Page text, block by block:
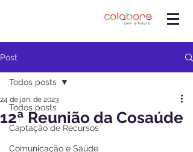
Post
Todos posts
Captação de Recursos
Comunicação e Saúde
Todos posts
12ª Reunião da Cosaúde
24 de jan. de 2023